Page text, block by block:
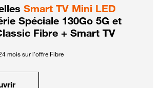
Smart TV Mini LED
Spéciale 130Go 5G et
Fibre + Smart TV
mois sur l'offre Fibre